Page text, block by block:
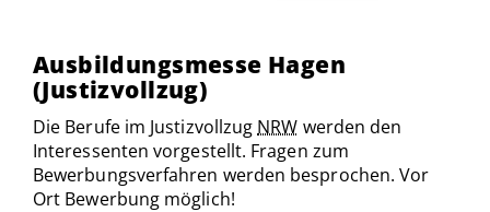
Ausbildungsmesse Hagen
(Justizvollzug)
Die Berufe im Justizvollzug NRW werden den
Interessenten vorgestellt. Fragen zum
Bewerbungsverfahren werden besprochen. Vor
Ort Bewerbung möglich!